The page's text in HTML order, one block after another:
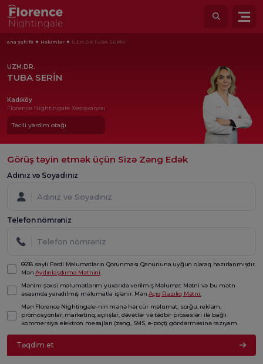
ana səhifə Həkimlər UZM.DR TUBA SERİN
UZM.DR.
TUBA SERİN
Kadıköy
Florence Nightingale Xəstəxanası
Təcili yardım otağı
Görüş təyin etmək üçün Sizə Zəng Edək
Adınız və Soyadınız
Telefon nömrəniz
6698 saylı Fərdi Məlumatların Qorunması Qanununa uyğun olaraq hazırlanmışdır.
MənAydınlaşdırma Mətnini.
Mənim şəxsi məlumatlarım yuxarıda verilmiş Məlumat Mətni və bu mətn
əsasında yaradılmış məlumatla işlənir. MənAçıq Razılıq Mətni.
Mən Florence Nightingale-nin mənə hər cür məlumat, sorğu, reklam,
promosyonlar, marketinq, açılışlar, dəvətlər və tədbir prosesləri ilə bağlı
kommersiya elektron mesajları (zəng, SMS, e-poçt) göndərməsinə razıyam.
Təqdim et